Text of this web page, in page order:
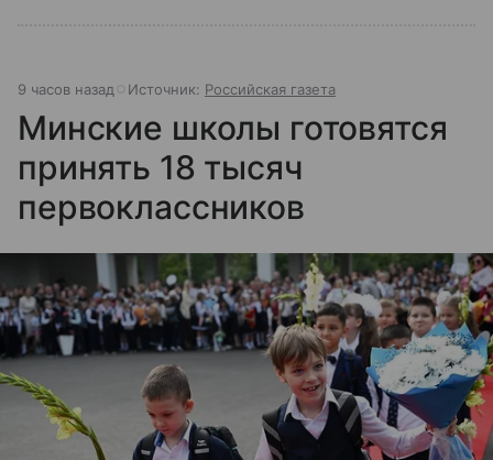
9 часов назад Источник: Российская газета
Минские школы готовятся
принять 18 тысяч
первоклассников